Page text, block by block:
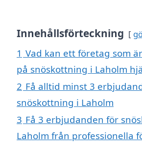
Innehållsförteckning
1 Vad kan ett företag som
på snöskottning i Laholm
2 Få alltid minst 3
snöskottning i Laholm
3 Få 3 erbjudanden för
Laholm från professionella